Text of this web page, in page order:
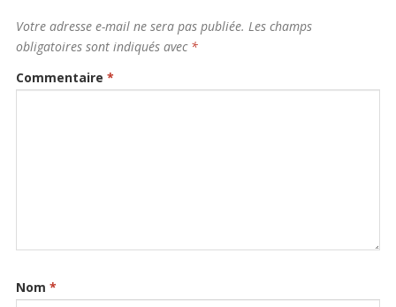
Votre adresse e-mail ne sera pas publiée. Les champs
obligatoires sont indiqués avec *
Commentaire *
Nom *